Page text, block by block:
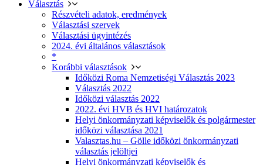
Választás
Részvételi adatok, eredmények
Választási szervek
Választási ügyintézés
2024. évi általános választások
*
Korábbi választások
Időközi Roma Nemzetiségi Választás 2023
Választás 2022
Időközi választás 2022
2022. évi HVB és HVI határozatok
Helyi önkormányzati képviselők és polgármester
időközi választása 2021
Valasztas.hu – Gölle időközi önkormányzati
választás jelöltjei
Helyi önkormányzati képviselők és